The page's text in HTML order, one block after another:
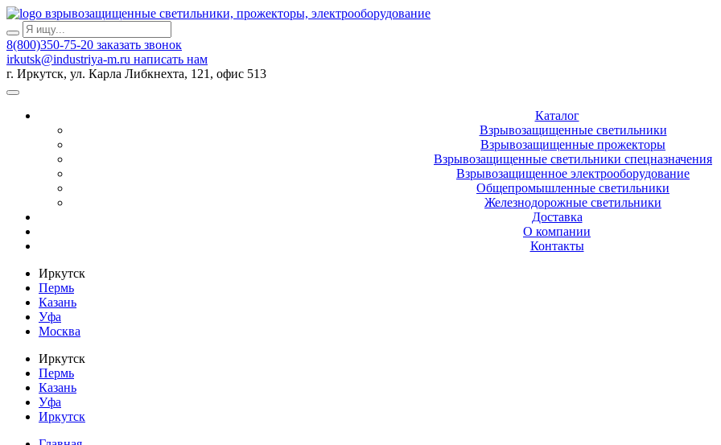
взрывозащищенные светильники, прожекторы, электрооборудование
8(800)350-75-20 заказать звонок
irkutsk@industriya-m.ru написать нам
г. Иркутск, ул. Карла Либкнехта, 121, офис 513
Каталог
Взрывозащищенные светильники
Взрывозащищенные прожекторы
Взрывозащищенные светильники спецназначения
Взрывозащищенное электрооборудование
Общепромышленные светильники
Железнодорожные светильники
Доставка
О компании
Контакты
Иркутск
Пермь
Казань
Уфа
Москва
Иркутск
Пермь
Казань
Уфа
Иркутск